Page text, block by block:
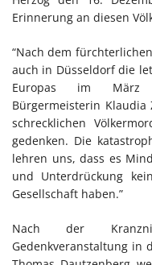
Erinnerung an diesen
“Nach dem
auch in Düsseldorf die
Europas im März
Bürgermeisterin Klaudia
schrecklichen
gedenken. Die
lehren uns, dass es
und Unterdrückung
Gesellschaft haben.”
Nach der
Gedenkveranstaltung in